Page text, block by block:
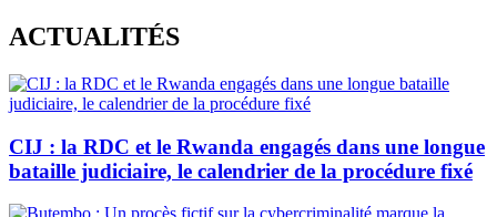
Skip
to
content
ACTUALITÉS
CIJ : la RDC et le Rwanda engagés dans une longue
bataille judiciaire, le calendrier de la procédure fixé